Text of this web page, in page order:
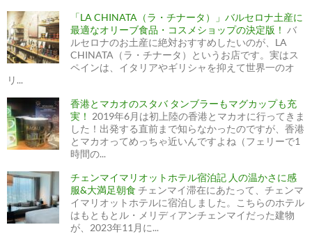
「LA CHINATA（ラ・チナータ）」バルセロナ土産に
最適なオリーブ食品・コスメショップの決定版！ バ
ルセロナのお土産に絶対おすすめしたいのが、LA
CHINATA（ラ・チナータ）というお店です。実はス
ペインは、イタリアやギリシャを抑えて世界一のオ
リ...
香港とマカオのスタバ タンブラーもマグカップも充
実！ 2019年6月は初上陸の香港とマカオに行ってきま
した！出発する直前まで知らなかったのですが、香港
とマカオってめっちゃ近いんですよね（フェリーで1
時間の...
チェンマイマリオットホテル宿泊記 人の温かさに感
服&大満足朝食 チェンマイ滞在にあたって、チェンマ
イマリオットホテルに宿泊しました。こちらのホテル
はもともとル・メリディアンチェンマイだった建物
が、2023年11月に...